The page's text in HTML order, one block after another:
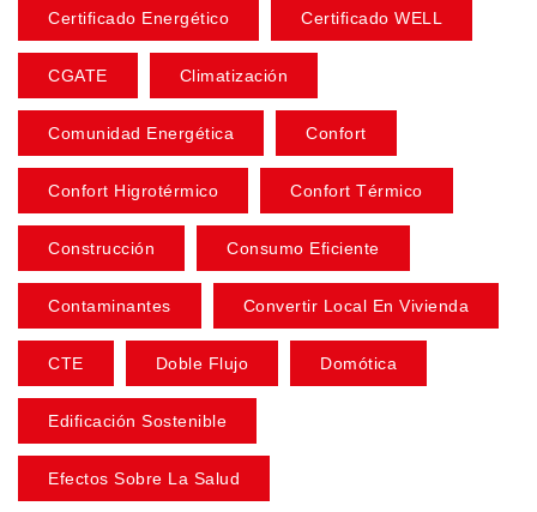
Certificado Energético Certificado WELL
CGATE Climatización
Comunidad Energética Confort
Confort Higrotérmico Confort Térmico
Construcción Consumo Eficiente
Contaminantes Convertir Local En Vivienda
CTE Doble Flujo Domótica
Edificación Sostenible
Efectos Sobre La Salud